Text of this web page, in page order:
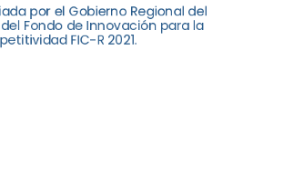
por el Gobierno Regional del
Fondo de Innovación para la
FIC-R 2021.